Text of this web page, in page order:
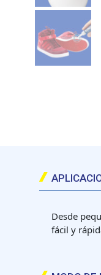
Desde
fácil y